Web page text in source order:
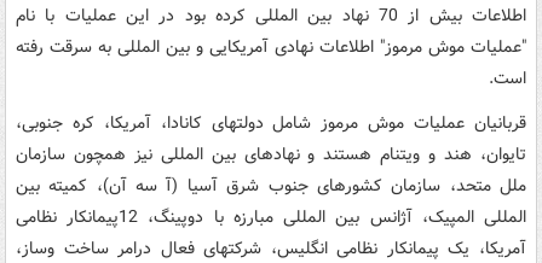
اطلاعات بیش از 70 نهاد بین المللی کرده بود در این عملیات با نام
"عملیات موش مرموز" اطلاعات نهادی آمریکایی و بین المللی به سرقت رفته
است.
قربانیان عملیات موش مرموز شامل دولتهای کانادا، آمریکا، کره جنوبی،
تایوان، هند و ویتنام هستند و نهادهای بین المللی نیز همچون سازمان
ملل متحد، سازمان کشورهای جنوب شرق آسیا (آ سه آن)، کمیته بین
المللی المپیک، آژانس بین المللی مبارزه با دوپینگ، 12پیمانکار نظامی
آمریکا، یک پیمانکار نظامی انگلیس، شرکتهای فعال درامر ساخت وساز،